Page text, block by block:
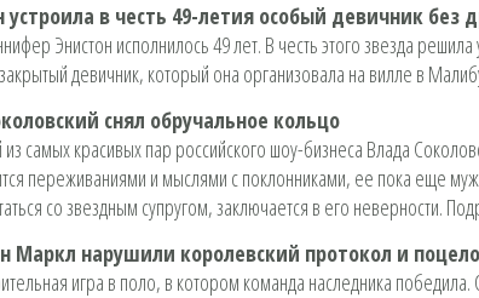
в честь 49-летия особый девичник без
Энистон исполнилось 49 лет. В честь этого звезда
девичник, который она организовала на вилле в
снял обручальное кольцо
самых красивых пар российского шоу-бизнеса Влада
переживаниями и мыслями с поклонниками, ее пока еще
со звездным супругом, заключается в его неверности.
Маркл нарушили королевский протокол и
игра в поло, в котором команда наследника